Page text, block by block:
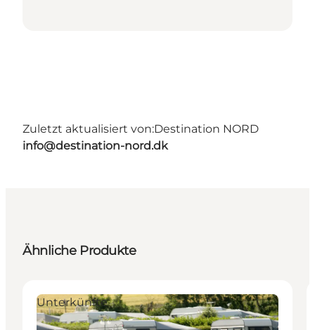
Zuletzt aktualisiert von:Destination NORD
info@destination-nord.dk
Ähnliche Produkte
Unterkünfte